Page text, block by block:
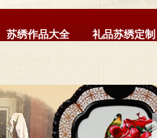
苏绣作品大全 礼品苏绣定制